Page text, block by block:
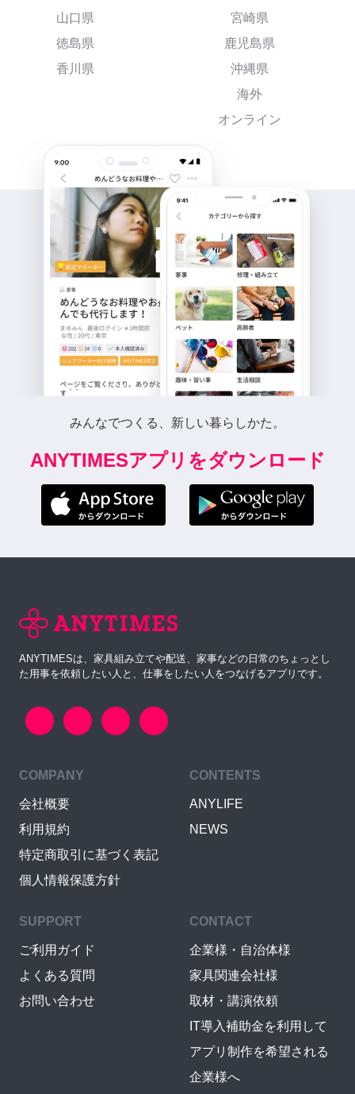
山口県
徳島県
香川県
宮崎県
鹿児島県
沖縄県
海外
オンライン
みんなでつくる、新しい暮らしかた。
ANYTIMESアプリをダウンロード
ANYTIMESは、家具組み立てや配送、家事などの日常のちょっとし
た用事を依頼したい人と、仕事をしたい人をつなげるアプリです。
COMPANY
会社概要
利用規約
特定商取引に基づく表記
個人情報保護方針
CONTENTS
ANYLIFE
NEWS
SUPPORT
ご利用ガイド
よくある質問
お問い合わせ
CONTACT
企業様・自治体様
家具関連会社様
取材・講演依頼
IT導入補助金を利用して
アプリ制作を希望される
企業様へ